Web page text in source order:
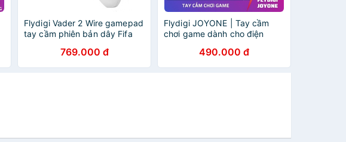
Flydigi Vader 2 Wire gamepad
tay cầm phiên bản dây Fifa
769.000 đ
Flydigi JOYONE | Tay cầm
chơi game dành cho điện
490.000 đ